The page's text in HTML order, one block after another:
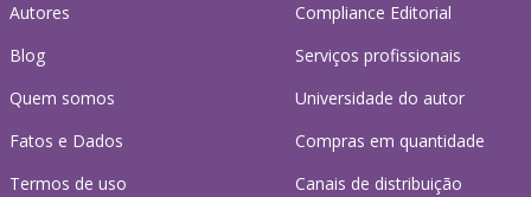
Autores
Blog
Quem somos
Fatos e Dados
Termos de uso
Compliance Editorial
Serviços profissionais
Universidade do autor
Compras em quantidade
Canais de distribuição